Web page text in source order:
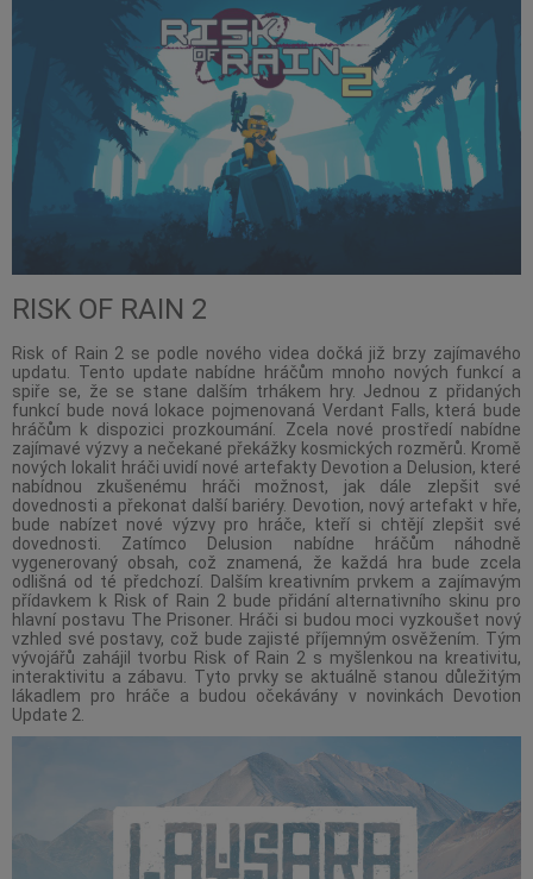
RISK OF RAIN 2
Risk of Rain 2 se podle nového videa dočká již brzy zajímavého
updatu. Tento update nabídne hráčům mnoho nových funkcí a
spiře se, že se stane dalším trhákem hry. Jednou z přidaných
funkcí bude nová lokace pojmenovaná Verdant Falls, která bude
hráčům k dispozici prozkoumání. Zcela nové prostředí nabídne
zajímavé výzvy a nečekané překážky kosmických rozměrů. Kromě
nových lokalit hráči uvidí nové artefakty Devotion a Delusion, které
nabídnou zkušenému hráči možnost, jak dále zlepšit své
dovednosti a překonat další bariéry. Devotion, nový artefakt v hře,
bude nabízet nové výzvy pro hráče, kteří si chtějí zlepšit své
dovednosti. Zatímco Delusion nabídne hráčům náhodně
vygenerovaný obsah, což znamená, že každá hra bude zcela
odlišná od té předchozí. Dalším kreativním prvkem a zajímavým
přídavkem k Risk of Rain 2 bude přidání alternativního skinu pro
hlavní postavu The Prisoner. Hráči si budou moci vyzkoušet nový
vzhled své postavy, což bude zajisté příjemným osvěžením. Tým
vývojářů zahájil tvorbu Risk of Rain 2 s myšlenkou na kreativitu,
interaktivitu a zábavu. Tyto prvky se aktuálně stanou důležitým
lákadlem pro hráče a budou očekávány v novinkách Devotion
Update 2.